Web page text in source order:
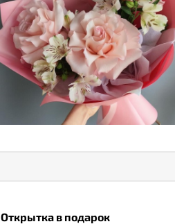
Открытка в подарок